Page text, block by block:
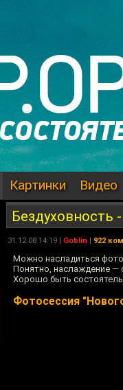
Картинки Видео
Бездуховность
31.12.08 14:19 | Goblin | 922
Можно насладиться
Понятно, наслаждение —
Хорошо быть
Фотосессия